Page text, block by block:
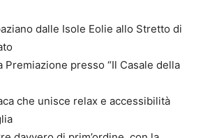
dalle Isole Eolie allo Stretto di
presso “Il Casale della
che unisce relax e accessibilità